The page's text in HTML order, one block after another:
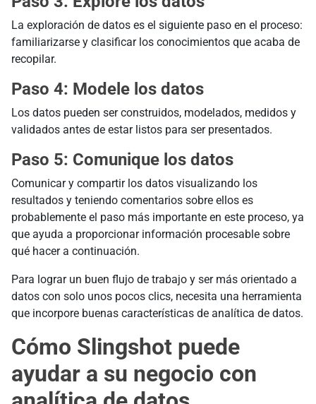
La exploración de datos es el siguiente paso en el proceso:
familiarizarse y clasificar los conocimientos que acaba de
recopilar.
Paso 4: Modele los datos
Los datos pueden ser construidos, modelados, medidos y
validados antes de estar listos para ser presentados.
Paso 5: Comunique los datos
Comunicar y compartir los datos visualizando los
resultados y teniendo comentarios sobre ellos es
probablemente el paso más importante en este proceso, ya
que ayuda a proporcionar información procesable sobre
qué hacer a continuación.
Para lograr un buen flujo de trabajo y ser más orientado a
datos con solo unos pocos clics, necesita una herramienta
que incorpore buenas características de analítica de datos.
Cómo Slingshot puede
ayudar a su negocio con